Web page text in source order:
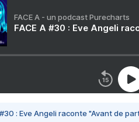
FACE A - un podcast Purecharts
FACE A #30 : Eve Angeli
#30 : Eve Angeli raconte "Avant de